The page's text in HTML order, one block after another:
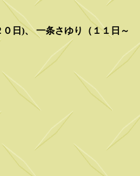
０日)、 一条さゆり（１１日～